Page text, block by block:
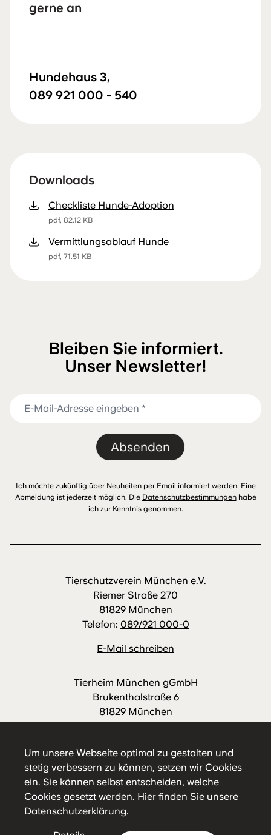
Um unsere Webseite optimal zu gestalten und
stetig verbessern zu können, setzen wir Cookies
ein. Sie können selbst entscheiden, welche
Cookies gesetzt werden. Hier finden Sie unsere
Datenschutzerklärung.
gerne an
Hundehaus 3,
089 921 000 - 540
Downloads
Checkliste Hunde-Adoption
pdf, 82.12 KB
Vermittlungsablauf Hunde
pdf, 71.51 KB
Tierschutzverein München e.V.
Riemer Straße 270
81829 München
Telefon: 089/921 000-0
E-Mail schreiben
Tierheim München gGmbH
Brukenthalstraße 6
81829 München
E-Mail schreiben
Bleiben Sie informiert.
Unser Newsletter!
Absenden
Ich möchte zukünftig über Neuheiten per Email informiert werden. Eine
Abmeldung ist jederzeit möglich. Die Datenschutzbestimmungenhabe
ich zur Kenntnis genommen.